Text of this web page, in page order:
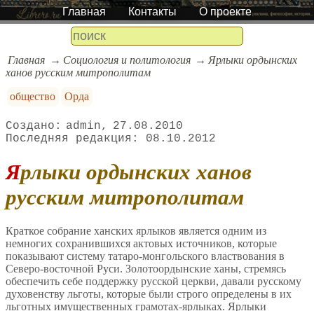
Главная Контакты О проекте
Главная Социология и политология
Ярлыки ордынских
ханов русским митрополитам
общество
Орда
admin
27.08.2010
08.10.2012
Ярлыки ордынских ханов
русским митрополитам
Краткое собрание ханских ярлыков является одним из
немногих сохранившихся актовых источников, которые
показывают систему татаро-монгольского властвования в
Северо-восточной Руси. Золотоордынские ханы, стремясь
обеспечить себе поддержку русской церкви, давали русскому
духовенству льготы, которые были строго определены в их
льготных имущественных грамотах-ярлыках. Ярлыки